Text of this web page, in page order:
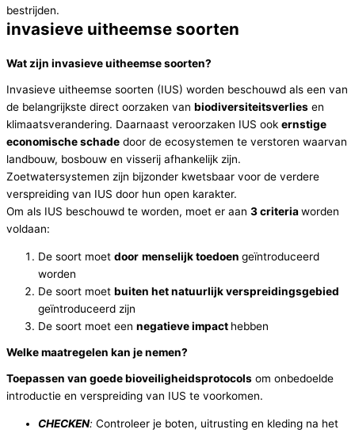
bestrijden.
invasieve uitheemse soorten
Wat zijn invasieve uitheemse soorten?
Invasieve uitheemse soorten (IUS) worden beschouwd als een van
de belangrijkste direct oorzaken van biodiversiteitsverlies en
klimaatsverandering. Daarnaast veroorzaken IUS ook ernstige
economische schade door de ecosystemen te verstoren waarvan
landbouw, bosbouw en visserij afhankelijk zijn.
Zoetwatersystemen zijn bijzonder kwetsbaar voor de verdere
verspreiding van IUS door hun open karakter.
Om als IUS beschouwd te worden, moet er aan 3 criteriaworden
voldaan:
De soort moet door menselijk toedoen geïntroduceerd
worden
De soort moet buiten het natuurlijk verspreidingsgebied
geïntroduceerd zijn
De soort moet een negatieve impact hebben
Welke maatregelen kan je nemen?
Toepassen van goede bioveiligheidsprotocols om onbedoelde
introductie en verspreiding van IUS te voorkomen.
CHECKEN: Controleer je boten, uitrusting en kleding na het